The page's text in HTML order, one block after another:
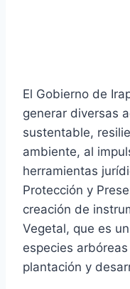
El Gobierno de
generar diversas
sustentable,
ambiente, al
herramientas
Protección y
creación de
Vegetal, que es
especies
plantación y